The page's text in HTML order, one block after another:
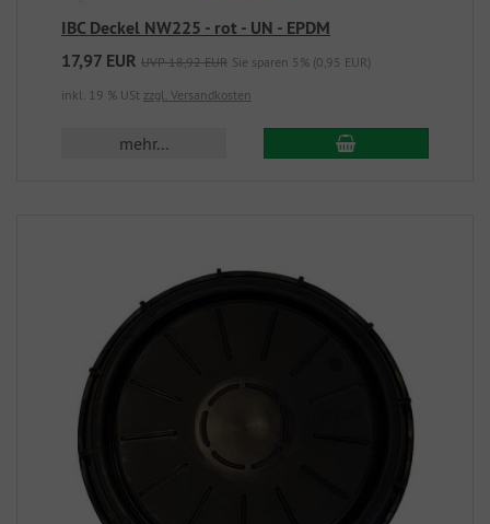
IBC Deckel NW225 - rot - UN - EPDM
17,97 EUR UVP 18,92 EUR Sie sparen 5% (0,95 EUR)
inkl. 19 % USt zzgl. Versandkosten
mehr...